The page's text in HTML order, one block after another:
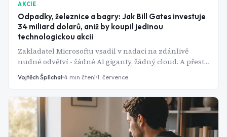
AKCIE
Odpadky, železnice a bagry: Jak Bill Gates investuje
34 miliard dolarů, aniž by koupil jedinou
technologickou akcii
Zakladatel Microsoftu vsadil v nadaci na zdánlivě
nudné odvětví - žádné AI giganty, žádný cloud. A přesto
jedno z jeho klíčových holdings tiše přepsal svůj příběh
díky umělé inteligenci.
Vojtěch Šplíchal 4 min čtení 1. července